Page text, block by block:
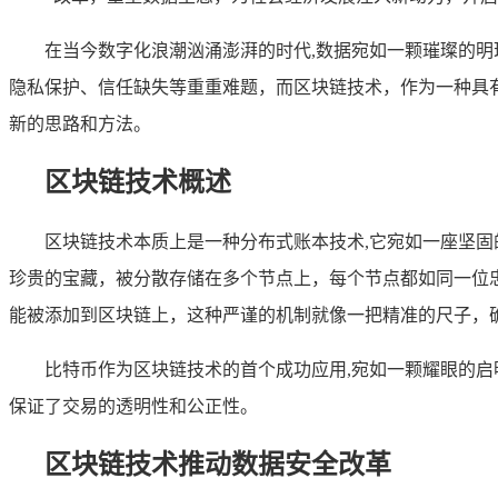
在当今数字化浪潮汹涌澎湃的时代,数据宛如一颗璀璨的
隐私保护、信任缺失等重重难题，而区块链技术，作为一种
新的思路和方法。
区块链技术概述
区块链技术本质上是一种分布式账本技术,它宛如一座坚
珍贵的宝藏，被分散存储在多个节点上，每个节点都如同一
能被添加到区块链上，这种严谨的机制就像一把精准的尺子
比特币作为区块链技术的首个成功应用,宛如一颗耀眼的
保证了交易的透明性和公正性。
区块链技术推动数据安全改革